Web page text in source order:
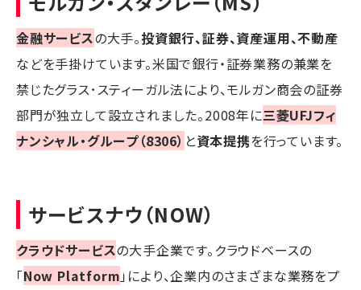
金融サービスの大手。投資銀行、証券、資産運用、不動産
などを手掛けています。米国で銀行・証券業務の兼業を
禁じたグラス･スティーガル法により、モルガン商会の証券
部門が独立して設立されました。2008年に三菱UFJフィ
ナンシャル・グループ（8306） と資本提携を行っています。
サービスナウ（NOW）
クラウドサービスの大手企業です。クラウドベースの
「Now Platform 」により、企業内のさまざまな業務をプ